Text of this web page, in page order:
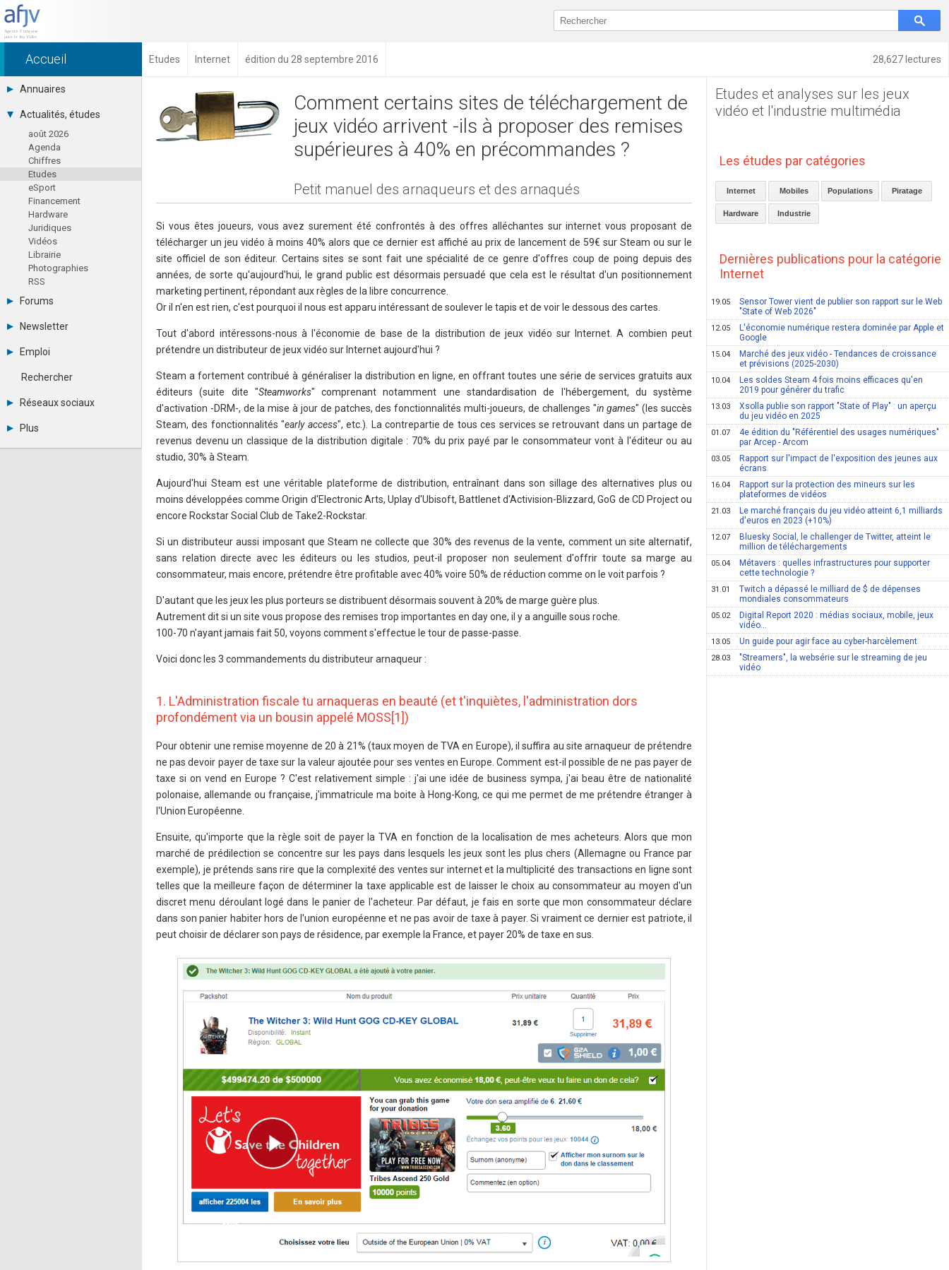
28,627 lectures
Accueil Etudes Internet édition du 28 septembre 2016
Annuaires
Toutes les sociétés (691)
Studios (418)
Editeurs (49)
Distributeurs (16)
Hard. / Accessoires (10)
Middlewares (15)
Prestataires (99)
Assoc. / Syndicats (21)
Formations / Ecoles (46)
Presse spécialisée (17)
Actualités, études
août 2026
Agenda
Chiffres
Etudes
eSport
Financement
Hardware
Juridiques
Vidéos
Librairie
Photographies
RSS
Forums
Tous les forums
Se connecter
Messages privés
Contacter un modérateur
Newsletter
Archives
Abonnement
Emploi
Consulter les annonces
Observatoire de l'emploi
Rechercher
Réseaux sociaux
LinkedIn
Plus
Annonceurs
Comment certains sites de téléchargement de
jeux vidéo arrivent -ils à proposer des remises
supérieures à 40% en précommandes ?
Petit manuel des arnaqueurs et des arnaqués
Si vous êtes joueurs, vous avez surement été confrontés à des offres alléchantes sur internet vous proposant de
télécharger un jeu vidéo à moins 40% alors que ce dernier est affiché au prix de lancement de 59€ sur Steam ou sur le
site officiel de son éditeur. Certains sites se sont fait une spécialité de ce genre d'offres coup de poing depuis des
années, de sorte qu'aujourd'hui, le grand public est désormais persuadé que cela est le résultat d'un positionnement
marketing pertinent, répondant aux règles de la libre concurrence.
Or il n'en est rien, c'est pourquoi il nous est apparu intéressant de soulever le tapis et de voir le dessous des cartes.
Tout d'abord intéressons-nous à l'économie de base de la distribution de jeux vidéo sur Internet. A combien peut
prétendre un distributeur de jeux vidéo sur Internet aujourd'hui ?
Steam a fortement contribué à généraliser la distribution en ligne, en offrant toutes une série de services gratuits aux
éditeurs (suite dite "Steamworks" comprenant notamment une standardisation de l'hébergement, du système
d'activation -DRM-, de la mise à jour de patches, des fonctionnalités multi-joueurs, de challenges "in games" (les succès
Steam, des fonctionnalités "early access", etc.). La contrepartie de tous ces services se retrouvant dans un partage de
revenus devenu un classique de la distribution digitale : 70% du prix payé par le consommateur vont à l'éditeur ou au
studio, 30% à Steam.
Aujourd'hui Steam est une véritable plateforme de distribution, entraînant dans son sillage des alternatives plus ou
moins développées comme Origin d'Electronic Arts, Uplay d'Ubisoft, Battlenet d'Activision-Blizzard, GoG de CD Project ou
encore Rockstar Social Club de Take2-Rockstar.
Si un distributeur aussi imposant que Steam ne collecte que 30% des revenus de la vente, comment un site alternatif,
sans relation directe avec les éditeurs ou les studios, peut-il proposer non seulement d'offrir toute sa marge au
consommateur, mais encore, prétendre être profitable avec 40% voire 50% de réduction comme on le voit parfois ?
D'autant que les jeux les plus porteurs se distribuent désormais souvent à 20% de marge guère plus.
Autrement dit si un site vous propose des remises trop importantes en day one, il y a anguille sous roche.
100-70 n'ayant jamais fait 50, voyons comment s'effectue le tour de passe-passe.
Voici donc les 3 commandements du distributeur arnaqueur :
1. L'Administration fiscale tu arnaqueras en beauté (et t'inquiètes, l'administration dors
profondément via un bousin appelé MOSS[1])
Pour obtenir une remise moyenne de 20 à 21% (taux moyen de TVA en Europe), il suffira au site arnaqueur de prétendre
ne pas devoir payer de taxe sur la valeur ajoutée pour ses ventes en Europe. Comment est-il possible de ne pas payer de
taxe si on vend en Europe ? C'est relativement simple : j'ai une idée de business sympa, j'ai beau être de nationalité
polonaise, allemande ou française, j'immatricule ma boite à Hong-Kong, ce qui me permet de me prétendre étranger à
l'Union Européenne.
Ensuite, qu'importe que la règle soit de payer la TVA en fonction de la localisation de mes acheteurs. Alors que mon
marché de prédilection se concentre sur les pays dans lesquels les jeux sont les plus chers (Allemagne ou France par
exemple), je prétends sans rire que la complexité des ventes sur internet et la multiplicité des transactions en ligne sont
telles que la meilleure façon de déterminer la taxe applicable est de laisser le choix au consommateur au moyen d'un
discret menu déroulant logé dans le panier de l'acheteur. Par défaut, je fais en sorte que mon consommateur déclare
dans son panier habiter hors de l'union européenne et ne pas avoir de taxe à payer. Si vraiment ce dernier est patriote, il
peut choisir de déclarer son pays de résidence, par exemple la France, et payer 20% de taxe en sus.
Etudes et analyses sur les jeux
vidéo et l'industrie multimédia
Les études par catégories
Internet Mobiles Populations Piratage
Hardware Industrie
Dernières publications pour la catégorie
Internet
19.05
Sensor Tower vient de publier son rapport sur le Web
"State of Web 2026"
12.05
L'économie numérique restera dominée par Apple et
Google
15.04
Marché des jeux vidéo - Tendances de croissance
et prévisions (2025-2030)
10.04
Les soldes Steam 4 fois moins efficaces qu'en
2019 pour générer du trafic
13.03
Xsolla publie son rapport "State of Play" : un aperçu
du jeu vidéo en 2025
01.07
4e édition du "Référentiel des usages numériques"
par Arcep - Arcom
03.05
Rapport sur l'impact de l'exposition des jeunes aux
écrans
16.04
Rapport sur la protection des mineurs sur les
plateformes de vidéos
21.03
Le marché français du jeu vidéo atteint 6,1 milliards
d'euros en 2023 (+10%)
12.07
Bluesky Social, le challenger de Twitter, atteint le
million de téléchargements
05.04
Métavers : quelles infrastructures pour supporter
cette technologie ?
31.01
Twitch a dépassé le milliard de $ de dépenses
mondiales consommateurs
05.02
Digital Report 2020 : médias sociaux, mobile, jeux
vidéo...
13.05 Un guide pour agir face au cyber-harcèlement
28.03
"Streamers", la websérie sur le streaming de jeu
vidéo